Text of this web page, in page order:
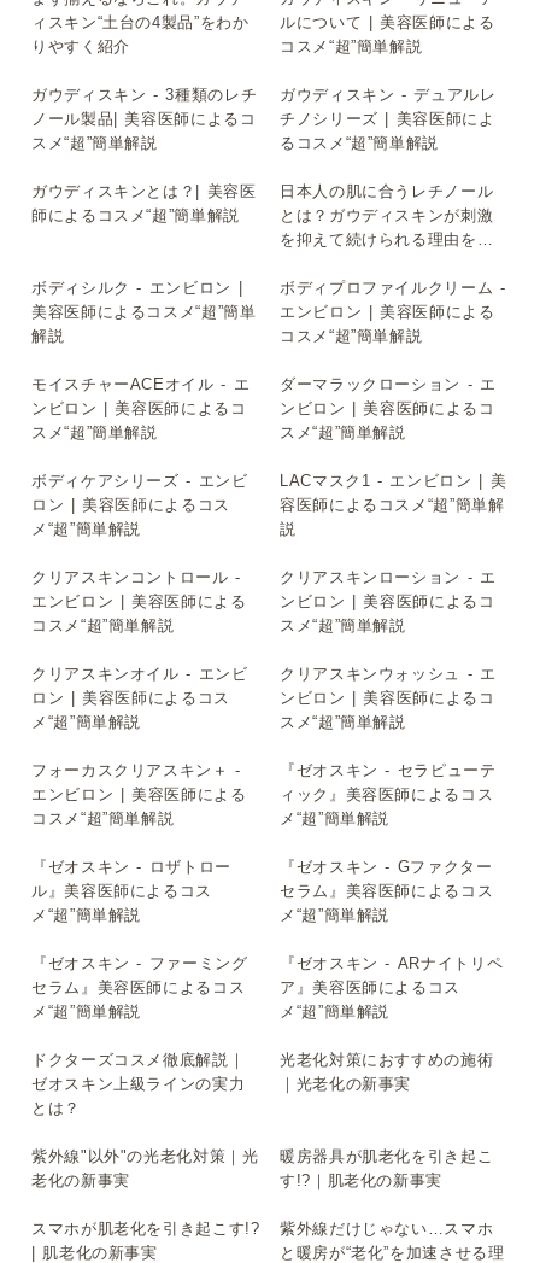
▶
ィスキン“土台の4製品”をわか
りやすく紹介
▶
ルについて | 美容医師による
コスメ“超”簡単解説
▶
ガウディスキン - 3種類のレチ
ノール製品| 美容医師によるコ
スメ“超”簡単解説
▶
ガウディスキン - デュアルレ
チノシリーズ | 美容医師によ
るコスメ“超”簡単解説
▶
ガウディスキンとは？| 美容医
師によるコスメ“超”簡単解説
▶
日本人の肌に合うレチノール
とは？ガウディスキンが刺激
を抑えて続けられる理由を医
▶
ボディシルク - エンビロン |
美容医師によるコスメ“超”簡単
解説
▶
ボディプロファイルクリーム -
エンビロン | 美容医師による
コスメ“超”簡単解説
▶
モイスチャーACEオイル - エ
ンビロン | 美容医師によるコ
スメ“超”簡単解説
▶
ダーマラックローション - エ
ンビロン | 美容医師によるコ
スメ“超”簡単解説
▶
ボディケアシリーズ - エンビ
ロン | 美容医師によるコス
メ“超”簡単解説
▶
LACマスク1 - エンビロン | 美
容医師によるコスメ“超”簡単解
説
▶
クリアスキンコントロール -
エンビロン | 美容医師による
コスメ“超”簡単解説
▶
クリアスキンローション - エ
ンビロン | 美容医師によるコ
スメ“超”簡単解説
▶
クリアスキンオイル - エンビ
ロン | 美容医師によるコス
メ“超”簡単解説
▶
クリアスキンウォッシュ - エ
ンビロン | 美容医師によるコ
スメ“超”簡単解説
▶
フォーカスクリアスキン＋ -
エンビロン | 美容医師による
コスメ“超”簡単解説
▶
『ゼオスキン - セラピューテ
ィック』美容医師によるコス
メ“超”簡単解説
▶
『ゼオスキン - ロザトロー
ル』美容医師によるコス
メ“超”簡単解説
▶
『ゼオスキン - Gファクター
セラム』美容医師によるコス
メ“超”簡単解説
▶
『ゼオスキン - ファーミング
セラム』美容医師によるコス
メ“超”簡単解説
▶
『ゼオスキン - ARナイトリペ
ア』美容医師によるコス
メ“超”簡単解説
▶
ドクターズコスメ徹底解説｜
ゼオスキン上級ラインの実力
とは？
▶
光老化対策におすすめの施術
｜光老化の新事実
▶
紫外線"以外"の光老化対策｜光
老化の新事実
▶
暖房器具が肌老化を引き起こ
す!?｜肌老化の新事実
▶
スマホが肌老化を引き起こす!?
| 肌老化の新事実
▶
紫外線だけじゃない…スマホ
と暖房が“老化”を加速させる理